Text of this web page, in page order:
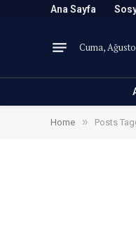
Ana Sayfa
Cuma,
Home » Posts